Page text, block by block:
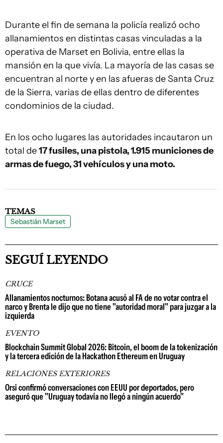
Durante el fin de semana la policía realizó ocho
allanamientos en distintas casas vinculadas a la
operativa de Marset en Bolivia, entre ellas la
mansión en la que vivía. La mayoría de las casas se
encuentran al norte y en las afueras de Santa Cruz
de la Sierra, varias de ellas dentro de diferentes
condominios de la ciudad.
En los ocho lugares las autoridades incautaron un
total de17 fusiles, una pistola, 1.915 municiones de
armas de fuego, 31 vehículos y una moto.
TEMAS
Sebastián Marset
SEGUÍ LEYENDO
CRUCE
Allanamientos nocturnos: Botana acusó al FA de no votar contra el
narco y Brenta le dijo que no tiene "autoridad moral" para juzgar a la
izquierda
EVENTO
Blockchain Summit Global 2026: Bitcoin, el boom de la tokenización
y la tercera edición de la Hackathon Ethereum en Uruguay
RELACIONES EXTERIORES
Orsi confirmó conversaciones con EEUU por deportados, pero
aseguró que "Uruguay todavía no llegó a ningún acuerdo"